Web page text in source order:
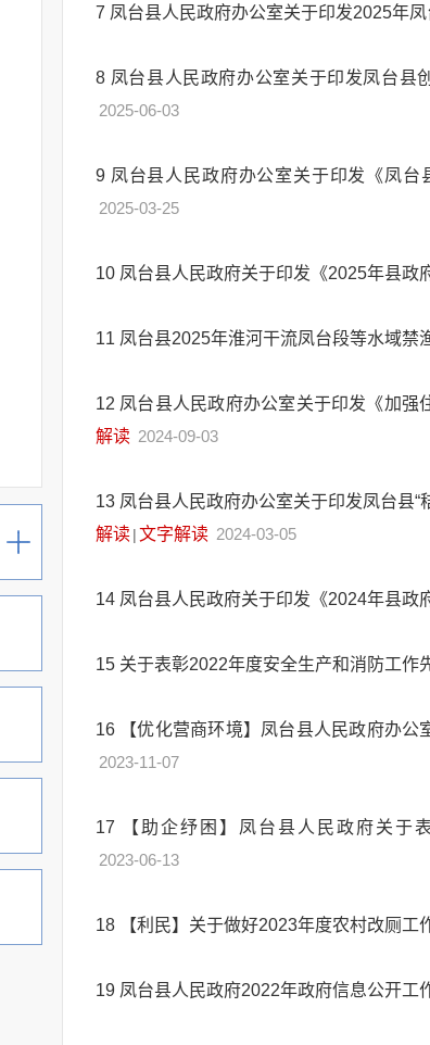
7 凤台县人民政府办公室关于印发2025年
8 凤台县人民政府办公室关于印发凤台县
2025-06-03
9 凤台县人民政府办公室关于印发《凤台
2025-03-25
10 凤台县人民政府关于印发《2025年县政
11 凤台县2025年淮河干流凤台段等水域禁
12 凤台县人民政府办公室关于印发《加强
解读 2024-09-03
13 凤台县人民政府办公室关于印发凤台县“
解读|文字解读 2024-03-05
14 凤台县人民政府关于印发《2024年县政
15 关于表彰2022年度安全生产和消防工作
16
【优化营商环境】凤台县人民政府办
2023-11-07
17
【助企纾困】凤台县人民政府关于
2023-06-13
18 【利民】关于做好2023年度农村改厕工
19 凤台县人民政府2022年政府信息公开工